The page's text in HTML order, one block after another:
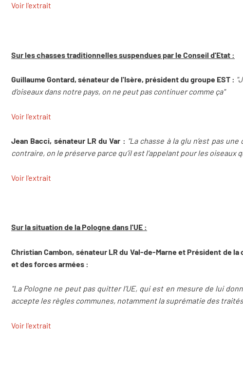
Voir l'extrait
Sur les chasses traditionnelles suspendues par le Conseil d'Etat :
Guillaume Gontard, sénateur de l'Isère, président du groupe EST :
d’oiseaux dans notre pays, on ne peut pas continuer comme ça"
Voir l'extrait
Jean Bacci, sénateur LR du Var : "La chasse à la glu n’est pas
contraire, on le préserve parce qu’il est l’appelant pour les oiseaux
Voir l'extrait
Sur la situation de la Pologne dans l'UE :
Christian Cambon, sénateur LR du Val-de-Marne et Président de
et des forces armées :
"La Pologne ne peut pas quitter l’UE, qui est en mesure de lui
accepte les règles communes, notamment la suprématie des
Voir l'extrait